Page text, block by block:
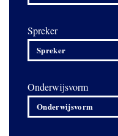
Spreker
Spreker
Onderwijsvorm
Onderwijsvorm